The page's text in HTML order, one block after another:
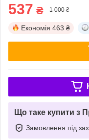
537 ₴ 1 000 ₴
Економія 463 ₴
Що таке купити з
Замовлення під